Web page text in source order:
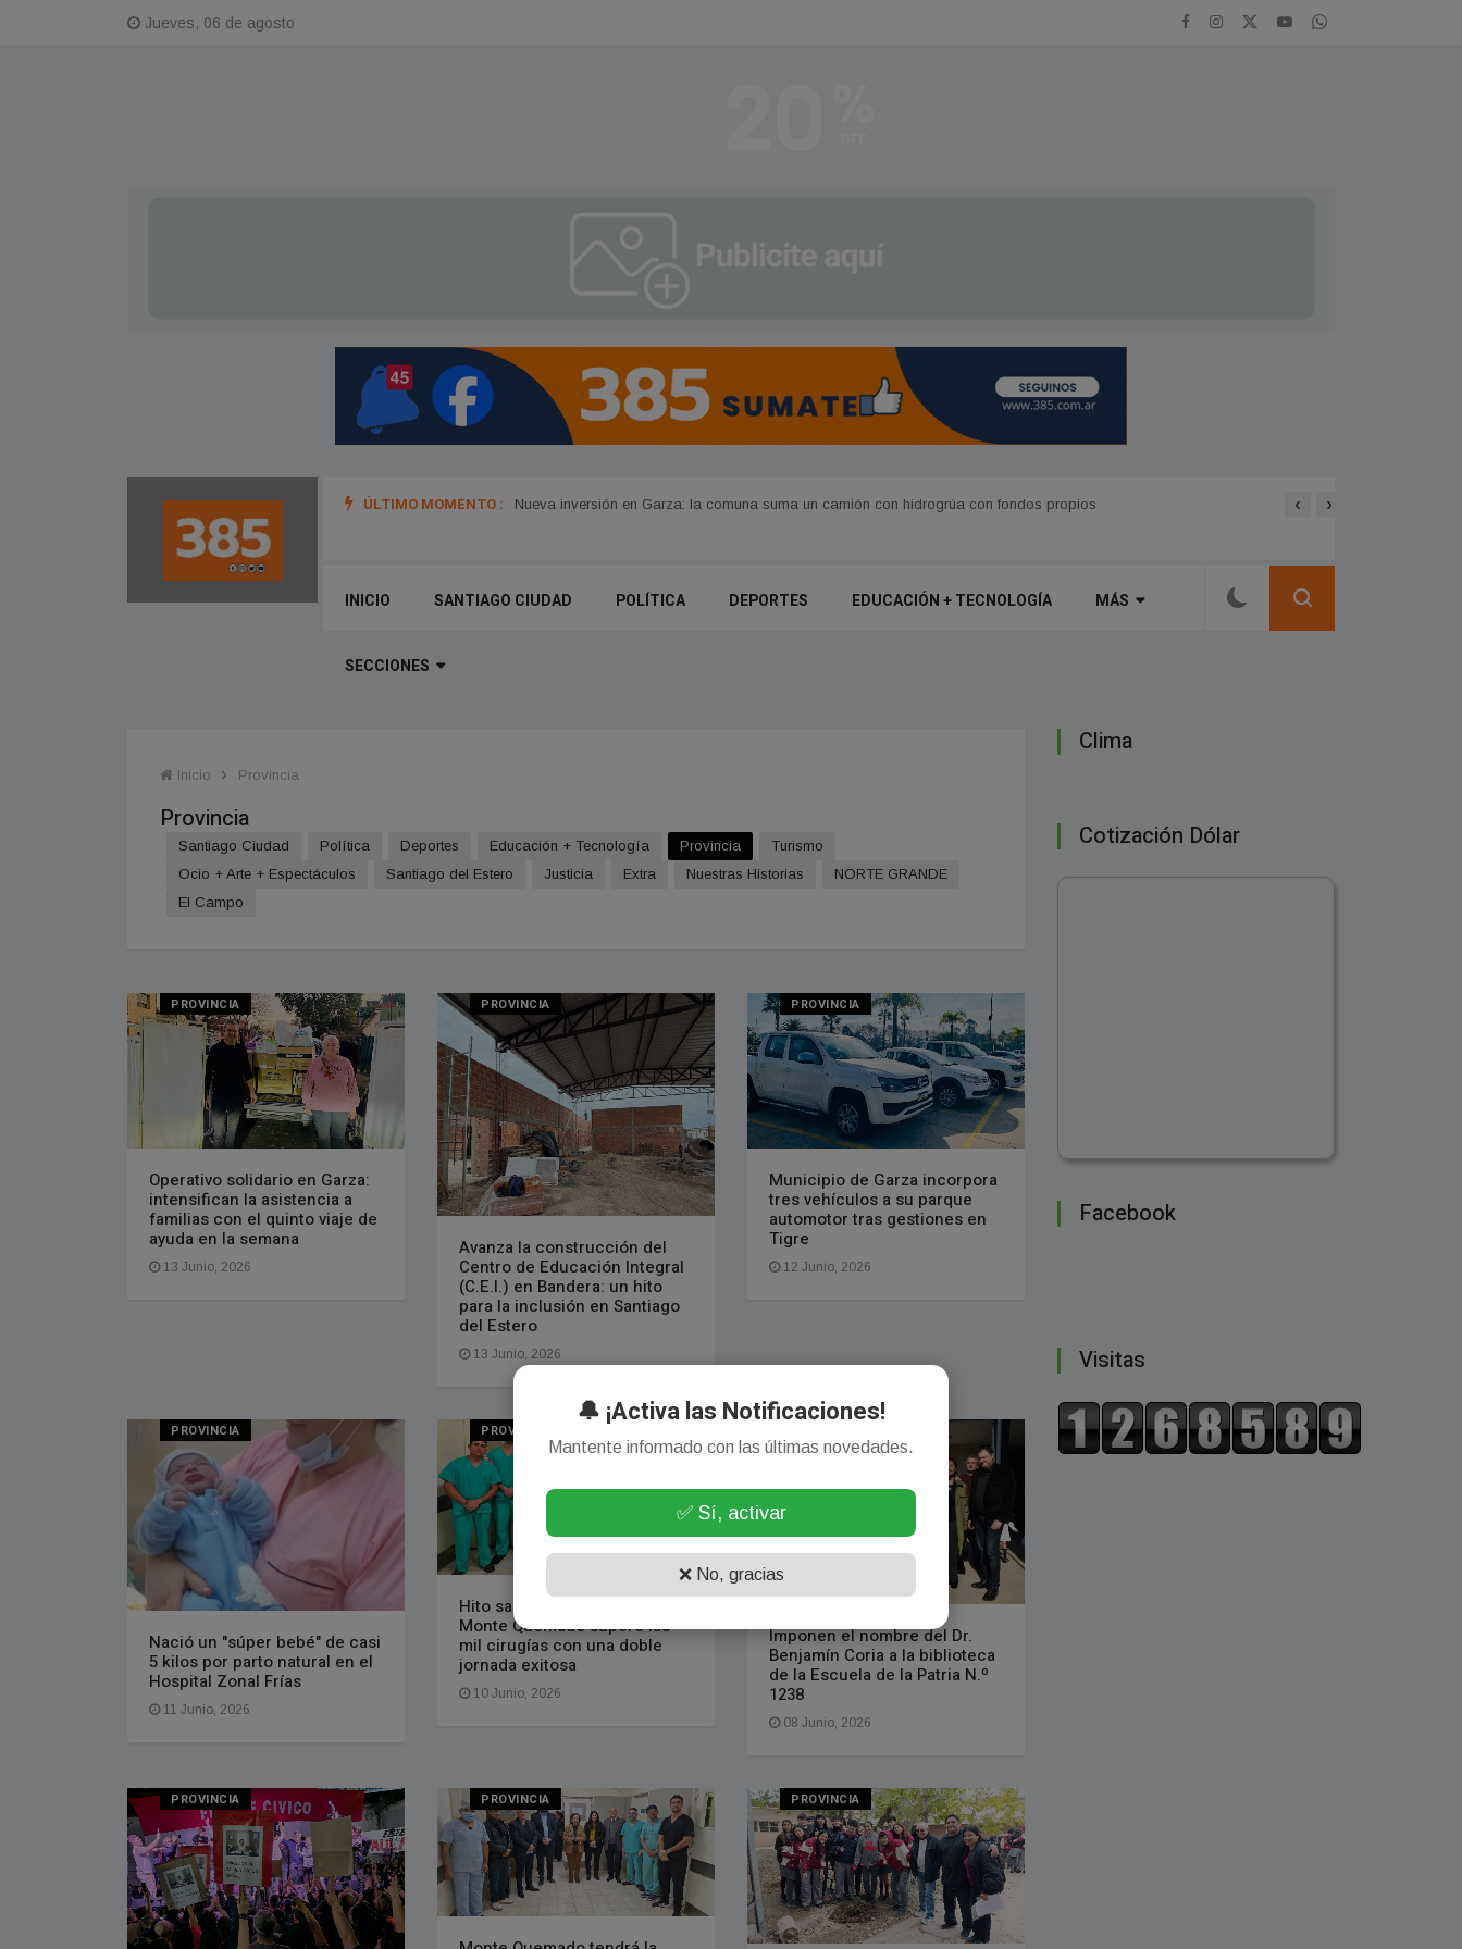
Jueves, 06 de agosto
ÚLTIMO MOMENTO : Clodomira avanza con un plan de bacheo integral en la Ruta 11 y caminos rurales A pura velocidad: El
‹ ›
INICIO SANTIAGO CIUDAD POLÍTICA DEPORTES EDUCACIÓN + TECNOLOGÍ­A MÁS
SECCIONES
Inicio Provincia
Provincia
Santiago Ciudad Política Deportes Educación + Tecnologí­a Provincia
Turismo
Ocio + Arte + Espectáculos
Santiago del Estero Justicia Extra Nuestras Historias
NORTE GRANDE
El Campo
PROVINCIA
Operativo solidario en Garza:
intensifican la asistencia a
familias con el quinto viaje de
ayuda en la semana
13 Junio, 2026
PROVINCIA
Avanza la construcción del
Centro de Educación Integral
(C.E.I.) en Bandera: un hito
para la inclusión en Santiago
del Estero
13 Junio, 2026
PROVINCIA
Municipio de Garza incorpora
tres vehículos a su parque
automotor tras gestiones en
Tigre
12 Junio, 2026
PROVINCIA
Nació un "súper bebé" de casi
5 kilos por parto natural en el
Hospital Zonal Frías
11 Junio, 2026
PROVINCIA
Hito sanitario: el Hospital de
Monte Quemado superó las
mil cirugías con una doble
jornada exitosa
10 Junio, 2026
Imponen el nombre del Dr.
Benjamín Coria a la biblioteca
de la Escuela de la Patria N.º
1238
08 Junio, 2026
PROVINCIA PROVINCIA PROVINCIA
Clima
Cotización Dólar
Facebook
Visitas
🔔 ¡Activa las Notificaciones!
Mantente informado con las últimas novedades.
✅ Sí, activar
❌ No, gracias